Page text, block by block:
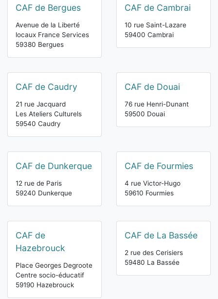
CAF de Bergues
Avenue de la Liberté
locaux France Services
59380 Bergues
CAF de Cambrai
10 rue Saint-Lazare
59400 Cambrai
CAF de Caudry
21 rue Jacquard
Les Ateliers Culturels
59540 Caudry
CAF de Douai
76 rue Henri-Dunant
59500 Douai
CAF de Dunkerque
12 rue de Paris
59240 Dunkerque
CAF de Fourmies
4 rue Victor-Hugo
59610 Fourmies
CAF de
Hazebrouck
Place Georges Degroote
Centre socio-éducatif
59190 Hazebrouck
CAF de La Bassée
2 rue des Cerisiers
59480 La Bassée